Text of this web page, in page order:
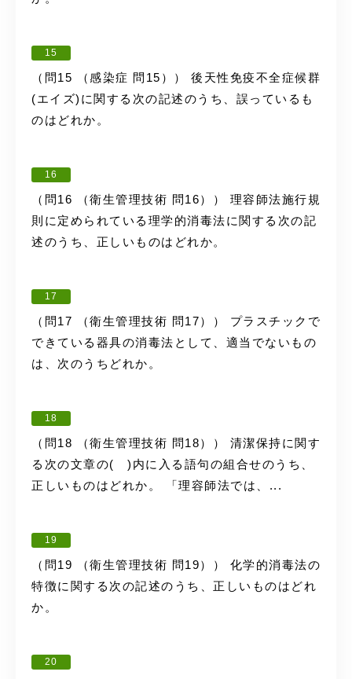
15
（問15 （感染症 問15）） 後天性免疫不全症候群
(エイズ)に関する次の記述のうち、誤っているも
のはどれか。
16
（問16 （衛生管理技術 問16）） 理容師法施行規
則に定められている理学的消毒法に関する次の記
述のうち、正しいものはどれか。
17
（問17 （衛生管理技術 問17）） プラスチックで
できている器具の消毒法として、適当でないもの
は、次のうちどれか。
18
（問18 （衛生管理技術 問18）） 清潔保持に関す
る次の文章の( )内に入る語句の組合せのうち、
正しいものはどれか。 「理容師法では、...
19
（問19 （衛生管理技術 問19）） 化学的消毒法の
特徴に関する次の記述のうち、正しいものはどれ
か。
20